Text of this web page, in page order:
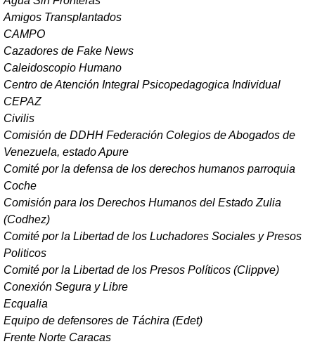
Amigos Transplantados
CAMPO
Cazadores de Fake News
Caleidoscopio Humano
Centro de Atención Integral Psicopedagogica Individual
CEPAZ
Civilis
Comisión de DDHH Federación Colegios de Abogados de
Venezuela, estado Apure
Comité por la defensa de los derechos humanos parroquia
Coche
Comisión para los Derechos Humanos del Estado Zulia
(Codhez)
Comité por la Libertad de los Luchadores Sociales y Presos
Politicos
Comité por la Libertad de los Presos Políticos (Clippve)
Conexión Segura y Libre
Ecqualia
Equipo de defensores de Táchira (Edet)
Frente Norte Caracas